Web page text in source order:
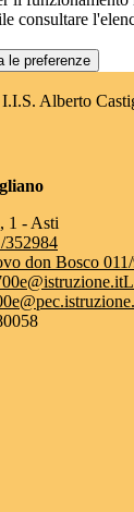
consultare
le preferenze
I.I.S. Alberto
1 - Asti
352984
don Bosco